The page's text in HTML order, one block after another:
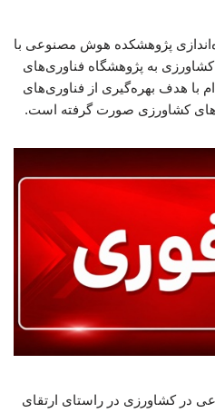
پژوهشکده هوش مصنوعی با
کشاورزی به پژوهشگاه فناوری‌های
با هدف بهره‌گیری از فناوری‌های
کشاورزی صورت گرفته است.
در کشاورزی در راستای ارتقای